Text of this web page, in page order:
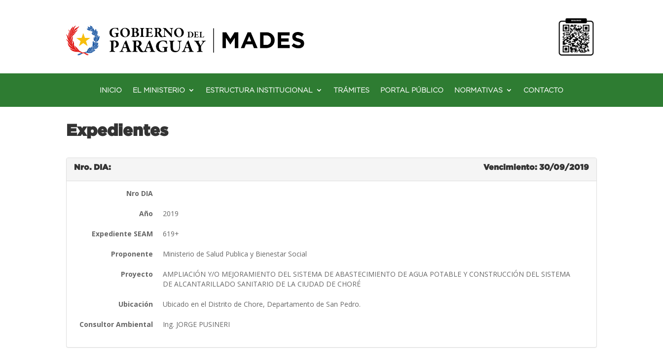
INICIO EL MINISTERIO ESTRUCTURA INSTITUCIONAL TRÁMITES PORTAL PÚBLICO NORMATIVAS CONTACTO
Expedientes
Nro. DIA: Vencimiento: 30/09/2019
Nro DIA
Año 2019
Expediente SEAM 619+
Proponente Ministerio de Salud Publica y Bienestar Social
Proyecto
AMPLIACIÓN Y/O MEJORAMIENTO DEL SISTEMA DE ABASTECIMIENTO DE AGUA POTABLE Y CONSTRUCCIÓN DEL SISTEMA
DE ALCANTARILLADO SANITARIO DE LA CIUDAD DE CHORÉ
Ubicación Ubicado en el Distrito de Chore, Departamento de San Pedro.
Consultor Ambiental Ing. JORGE PUSINERI